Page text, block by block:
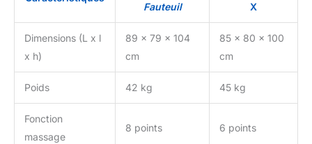
Fauteuil X
Dimensions (L x l
x h)
89 x 79 x 104
cm
85 x 80 x 100
cm
Poids 42 kg 45 kg
Fonction
massage
8 points 6 points